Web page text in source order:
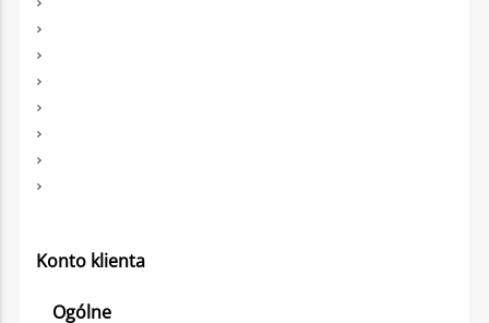
Konto klienta
Ogólne